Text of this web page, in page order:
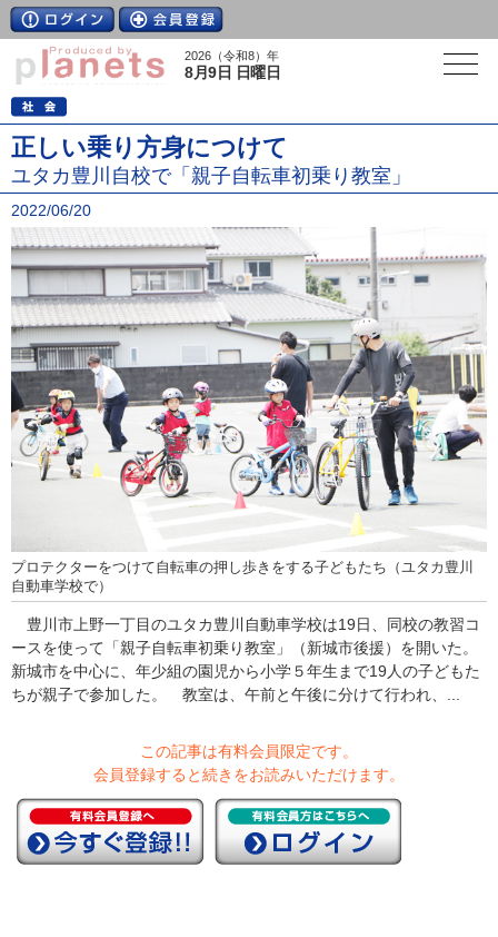
2026（令和8）年
8月9日 日曜日
正しい乗り方身につけて
ユタカ豊川自校で「親子自転車初乗り教室」
2022/06/20
プロテクターをつけて自転車の押し歩きをする子どもたち（ユタカ豊川
自動車学校で）
豊川市上野一丁目のユタカ豊川自動車学校は19日、同校の教習コ
ースを使って「親子自転車初乗り教室」（新城市後援）を開いた。
新城市を中心に、年少組の園児から小学５年生まで19人の子どもた
ちが親子で参加した。 教室は、午前と午後に分けて行われ、...
この記事は有料会員限定です。
会員登録すると続きをお読みいただけます。